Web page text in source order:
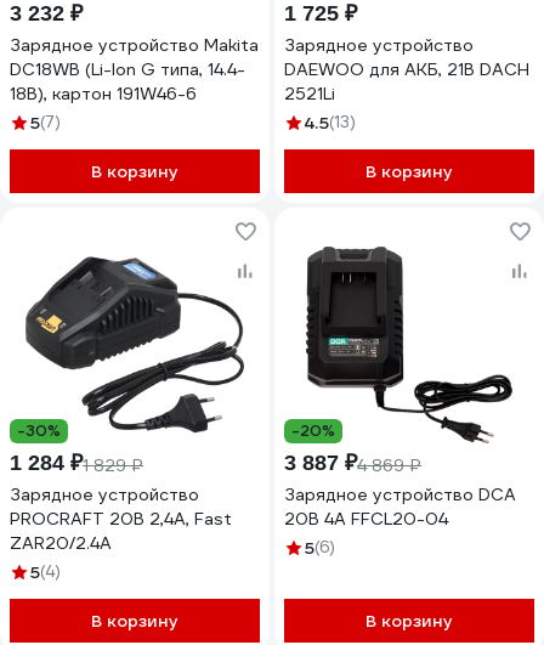
3 232 ₽
Зарядное устройство Makita
DC18WB (Li-Ion G типа, 14.4-
18В), картон 191W46-6
5(7)
В корзину
1 725 ₽
Зарядное устройство
DAEWOO для АКБ, 21В DACH
2521Li
4.5(13)
В корзину
-30%
1 284 ₽1 829 ₽
Зарядное устройство
PROCRAFT 20В 2,4А, Fast
ZAR20/2.4A
5(4)
В корзину
-20%
3 887 ₽4 869 ₽
Зарядное устройство DCA
20В 4А FFCL20-04
5(6)
В корзину